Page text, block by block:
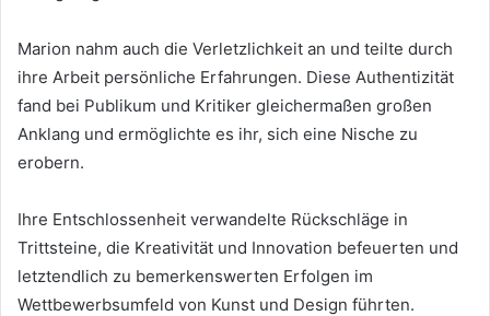
Marion nahm auch die Verletzlichkeit an und teilte durch
ihre Arbeit persönliche Erfahrungen. Diese Authentizität
fand bei Publikum und Kritiker gleichermaßen großen
Anklang und ermöglichte es ihr, sich eine Nische zu
erobern.
Ihre Entschlossenheit verwandelte Rückschläge in
Trittsteine, die Kreativität und Innovation befeuerten und
letztendlich zu bemerkenswerten Erfolgen im
Wettbewerbsumfeld von Kunst und Design führten.